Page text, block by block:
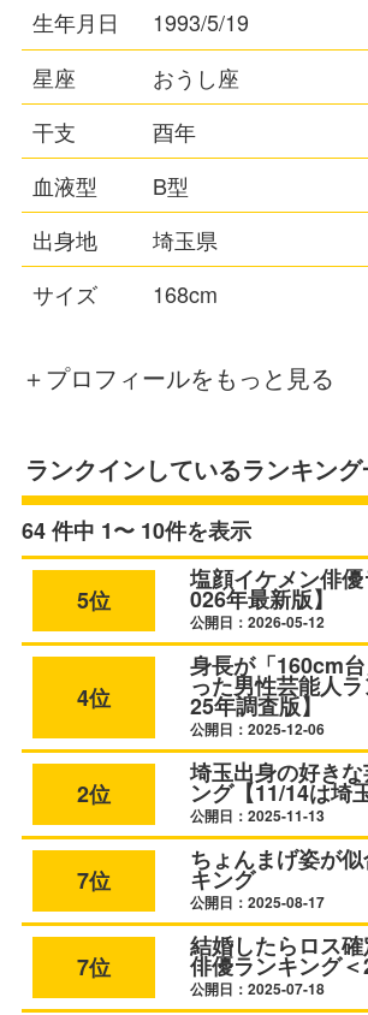
生年月日
1993/5/19
星座
おうし座
干支
酉年
血液型
B型
出身地
埼玉県
サイズ
168cm
＋プロフィールをもっと見る
ランクインしているランキン
64 件中 1〜 10件を表示
5位
塩顔イケメン俳
026年最新版】
公開日：2026-05-12
4位
身長が「160cm
った男性芸能人
25年調査版】
公開日：2025-12-06
2位
埼玉出身の好き
ング【11/14は埼
公開日：2025-11-13
7位
ちょんまげ姿が
キング
公開日：2025-08-17
7位
結婚したらロス
俳優ランキング
公開日：2025-07-18